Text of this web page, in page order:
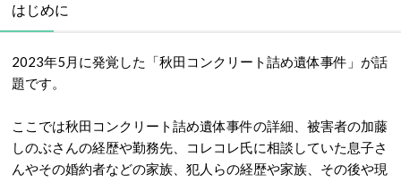
はじめに
2023年5月に発覚した「秋田コンクリート詰め遺体事件」が話
題です。
ここでは秋田コンクリート詰め遺体事件の詳細、被害者の加藤
しのぶさんの経歴や勤務先、コレコレ氏に相談していた息子さ
んやその婚約者などの家族、犯人らの経歴や家族、その後や現